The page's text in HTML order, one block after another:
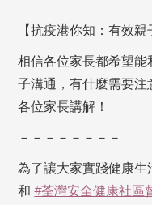
【抗疫港你知：有效親
相信各位家長都希望
子溝通，有什麼需要
各位家長講解！
－－－－－－－－
為了讓大家實踐健康
和#荃灣安全健康社區